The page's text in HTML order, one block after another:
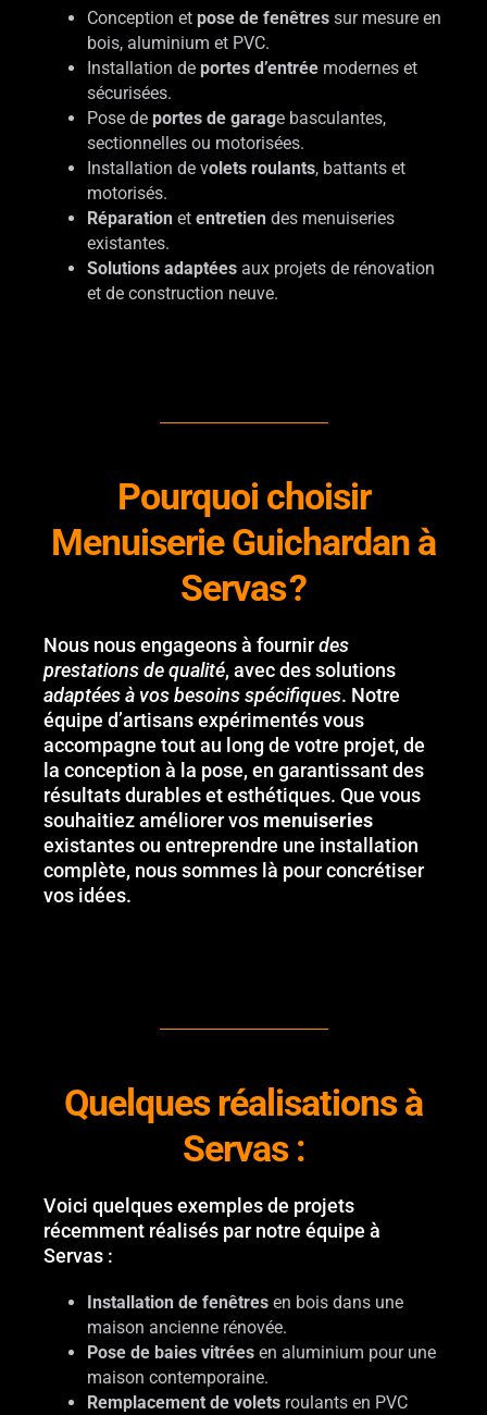
Conception et pose de fenêtres sur mesure en
bois, aluminium et PVC.
Installation de portes d’entrée modernes et
sécurisées.
Pose de portes de garage basculantes,
sectionnelles ou motorisées.
Installation de volets roulants, battants et
motorisés.
Réparation et entretien des menuiseries
existantes.
Solutions adaptées aux projets de rénovation
et de construction neuve.
Pourquoi choisir
Menuiserie Guichardan à
Servas ?
Nous nous engageons à fournirdes
prestations de qualité, avec des solutions
adaptées à vos besoins spécifiques. Notre
équipe d’artisans expérimentés vous
accompagne tout au long de votre projet, de
la conception à la pose, en garantissant des
résultats durables et esthétiques. Que vous
souhaitiez améliorer vos menuiseries
existantes ou entreprendre une installation
complète, nous sommes là pour concrétiser
vos idées.
Quelques réalisations à
Servas :
Voici quelques exemples de projets
récemment réalisés par notre équipe à
Servas :
Installation de fenêtres en bois dans une
maison ancienne rénovée.
Pose de baies vitrées en aluminium pour une
maison contemporaine.
Remplacement de volets roulants en PVC